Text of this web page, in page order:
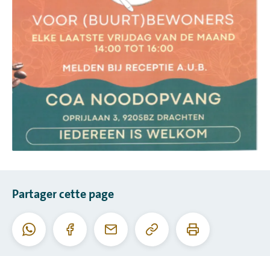
Partager cette page
WhatsAppFacebookCourriel
Copier
cette
Imprimer
cette